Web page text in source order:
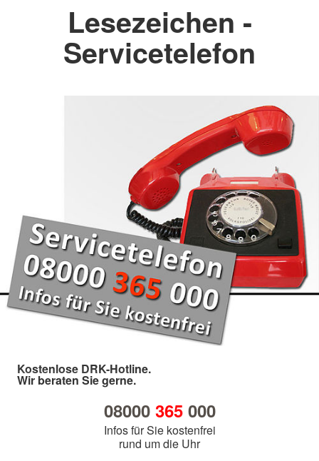
Lesezeichen -
Servicetelefon
Kostenlose DRK-Hotline.
Wir beraten Sie gerne.
08000 365000
Infos für Sie kostenfrei
rund um die Uhr